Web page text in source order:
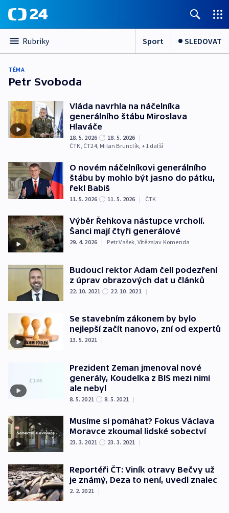
Rubriky Sport SLEDOVAT
TÉMA
Petr Svoboda
Vláda navrhla na náčelníka
generálního štábu Miroslava
Hlaváče
18. 5. 2026 18. 5. 2026 |
ČTK, ČT24, Milan Brunclík, +1 další
O novém náčelníkovi generálního
štábu by mohlo být jasno do pátku,
řekl Babiš
11. 5. 2026 11. 5. 2026 | ČTK
Výběr Řehkova nástupce vrcholí.
Šanci mají čtyři generálové
29. 4. 2026 | Petr Vašek, Vítězslav Komenda
Budoucí rektor Adam čelí podezření
z úprav obrazových dat u článků
22. 10. 2021 22. 10. 2021 |
Se stavebním zákonem by bylo
nejlepší začít nanovo, zní od expertů
13. 5. 2021 |
Prezident Zeman jmenoval nové
generály, Koudelka z BIS mezi nimi
ale nebyl
8. 5. 2021 8. 5. 2021 |
Musíme si pomáhat? Fokus Václava
Moravce zkoumal lidské sobectví
23. 3. 2021 23. 3. 2021 |
Reportéři ČT: Viník otravy Bečvy už
je známý, Deza to není, uvedl znalec
2. 2. 2021 |